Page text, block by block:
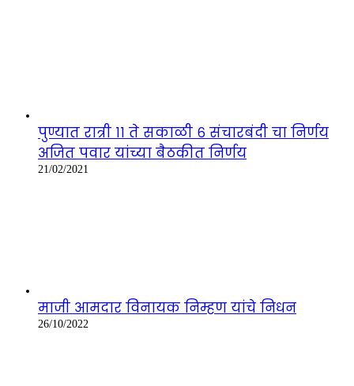
पुण्यात रात्री ११ ते सकाळी ६ संचारबंदी चा निर्णय
अजित पवार यांच्या बैठकीत निर्णय
21/02/2021
माजी आमदार विनायक निम्हण यांचे निधन
26/10/2022